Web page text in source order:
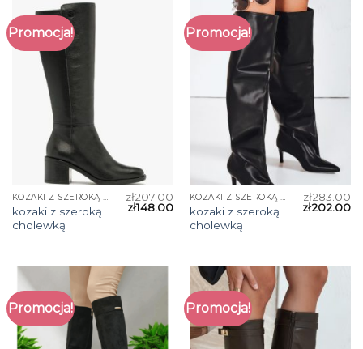
Promocja!
KOZAKI Z SZEROKĄ CHOLEWKĄ
kozaki z szeroką
cholewką
zł207.00
zł148.00
Promocja!
KOZAKI Z SZEROKĄ CHOLEWKĄ
kozaki z szeroką
cholewką
zł283.00
zł202.00
Promocja! Promocja!